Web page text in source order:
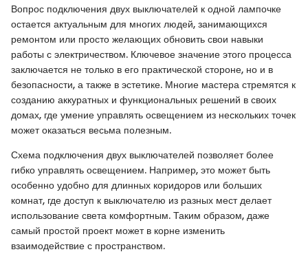
Вопрос подключения двух выключателей к одной лампочке
остается актуальным для многих людей, занимающихся
ремонтом или просто желающих обновить свои навыки
работы с электричеством. Ключевое значение этого процесса
заключается не только в его практической стороне, но и в
безопасности, а также в эстетике. Многие мастера стремятся к
созданию аккуратных и функциональных решений в своих
домах, где умение управлять освещением из нескольких точек
может оказаться весьма полезным.
Схема подключения двух выключателей позволяет более
гибко управлять освещением. Например, это может быть
особенно удобно для длинных коридоров или больших
комнат, где доступ к выключателю из разных мест делает
использование света комфортным. Таким образом, даже
самый простой проект может в корне изменить
взаимодействие с пространством.